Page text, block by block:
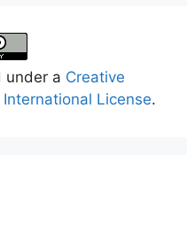
under a Creative
License.